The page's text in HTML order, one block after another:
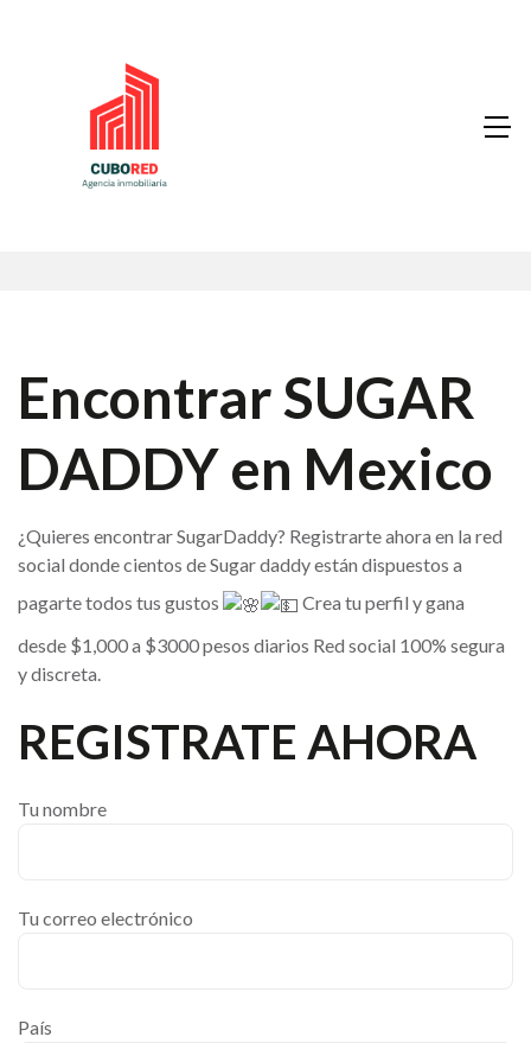
Encontrar SUGAR
DADDY en Mexico
¿Quieres encontrar SugarDaddy? Registrarte ahora en la red
social donde cientos de Sugar daddy están dispuestos a
pagarte todos tus gustos
Crea tu perfil y gana
desde $1,000 a $3000 pesos diarios Red social 100% segura
y discreta.
REGISTRATE AHORA
Tu nombre
Tu correo electrónico
País